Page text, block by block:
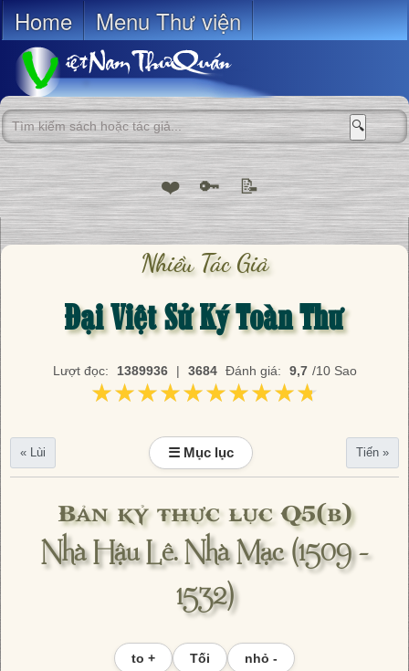
Home Menu Thư viện
🔍
❤️ 🔑 📝
Nhiều Tác Giả
Đại Việt Sử Ký Toàn Thư
Lượt đọc: 1389936 | 3684 Đánh giá: 9,7 /10 Sao
★★★★★★★★★★
★★★★★★★★★★
« Lùi ☰ Mục lục Tiến »
Bản kỷ thực lục Q5(b)
Nhà Hậu Lê. Nhà Mạc (1509 -
1532)
to + Tối nhỏ -